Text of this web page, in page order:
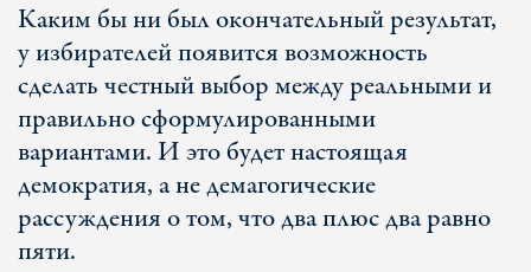
Каким бы ни был окончательный результат,
у избирателей появится возможность
сделать честный выбор между реальными и
правильно сформулированными
вариантами. И это будет настоящая
демократия, а не демагогические
рассуждения о том, что два плюс два равно
пяти.